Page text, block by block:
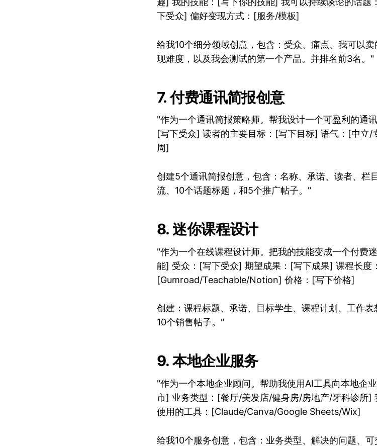
下受众] 偏好变现方式：[服务/模板]
给我10个细分领域创意，包含：受众、痛点、我可以
现难度，以及我会测试的第一个产品。并排名前3名。"
7. 付费通讯简报创意
"作为一个通讯简报策略师。帮我设计一个可盈利的通
[写下受众] 读者的主要目标：[写下目标] 语气：[中立
周]
创建5个通讯简报创意，包含：名称、承诺、读者、栏
流、10个话题标题，和5个推广帖子。"
8. 迷你课程设计
"作为一个在线课程设计师。把我的技能变成一个付费
能] 受众：[写下受众] 期望成果：[写下成果] 课程长度
[Gumroad/Teachable/Notion] 价格：[写下价格]
创建：课程标题、承诺、目标学生、课程计划、工作
10个销售帖子。"
9. 本地企业服务
"作为一个本地企业顾问。帮助我使用AI工具向本地企
市] 业务类型：[餐厅/美发店/健身房/房地产/牙科诊所]
使用的工具：[Claude/Canva/Google Sheets/Wix]
给我10个服务创意，包含：业务类型、解决的问题、